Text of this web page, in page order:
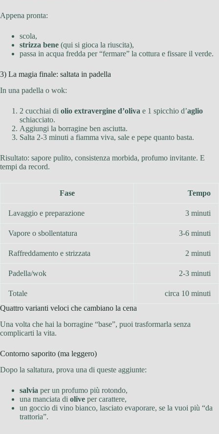
Appena pronta:
scola,
strizza bene (qui si gioca la riuscita),
passa in acqua fredda per “fermare” la cottura e fissare il verde.
3) La magia finale: saltata in padella
In una padella o wok:
2 cucchiai di olio extravergine d’oliva e 1 spicchio d’aglio
schiacciato.
Aggiungi la borragine ben asciutta.
Salta 2-3 minuti a fiamma viva, sale e pepe quanto basta.
Risultato: sapore pulito, consistenza morbida, profumo invitante. E
tempi da record.
Fase Tempo
Lavaggio e preparazione 3 minuti
Vapore o sbollentatura 3-6 minuti
Raffreddamento e strizzata 2 minuti
Padella/wok 2-3 minuti
Totale
circa 10 minuti
Quattro varianti veloci che cambiano la cena
Una volta che hai la borragine “base”, puoi trasformarla senza
complicarti la vita.
Contorno saporito (ma leggero)
Dopo la saltatura, prova una di queste aggiunte:
salvia per un profumo più rotondo,
una manciata di olive per carattere,
un goccio di vino bianco, lasciato evaporare, se la vuoi più “da
trattoria”.